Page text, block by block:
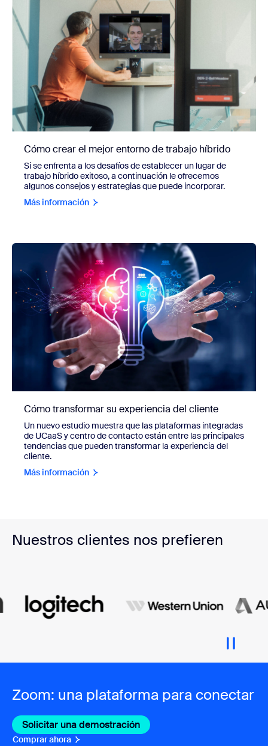
Cómo crear el mejor entorno de trabajo híbrido
Si se enfrenta a los desafíos de establecer un lugar de
trabajo híbrido exitoso, a continuación le ofrecemos
algunos consejos y estrategias que puede incorporar.
Más información
Cómo transformar su experiencia del cliente
Un nuevo estudio muestra que las plataformas integradas
de UCaaS y centro de contacto están entre las principales
tendencias que pueden transformar la experiencia del
cliente.
Más información
Nuestros clientes nos prefieren
Zoom: una plataforma para conectar
Solicitar una demostración
Comprar ahora